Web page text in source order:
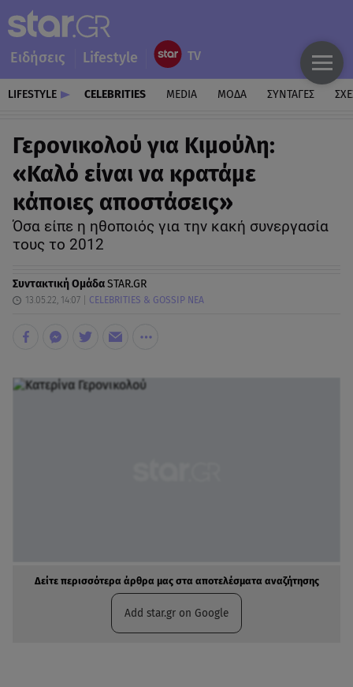
Ειδήσεις Lifestyle
LIFESTYLE CELEBRITIES MEDIA ΜΟΔΑ ΣΥΝΤΑΓΕΣ
Γερονικολού για Κιμούλη:
«Καλό είναι να κρατάμε
κάποιες αποστάσεις»
Όσα είπε η ηθοποιός για την κακή συνεργασία
τους το 2012
Συντακτική ΟμάδαSTAR.GR
13.05.22, 14:07 CELEBRITIES & GOSSIP ΝΕΑ
Δείτε περισσότερα άρθρα μας στα αποτελέσματα αναζήτησης
Add star.gr on Google